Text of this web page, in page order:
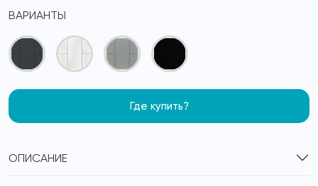
ВАРИАНТЫ
Где купить?
ОПИСАНИЕ